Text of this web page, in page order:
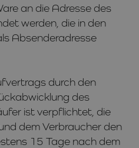
an die Adresse des
werden, die in den
Absenderadresse
durch den
des
ist verpflichtet, die
dem Verbraucher den
15 Tage nach dem